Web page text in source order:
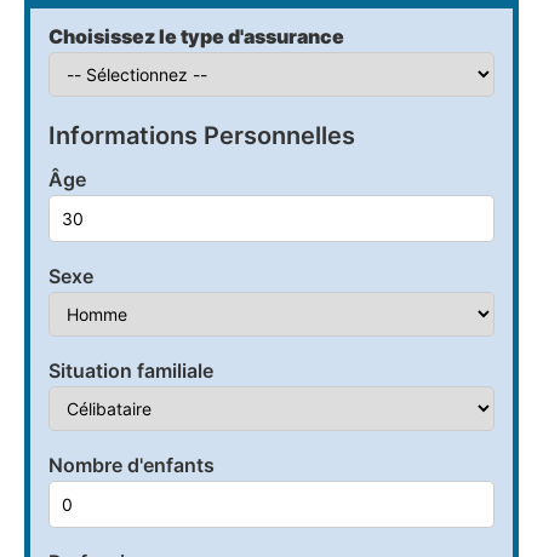
Choisissez le type d'assurance
Informations Personnelles
Âge
Sexe
Situation familiale
Nombre d'enfants